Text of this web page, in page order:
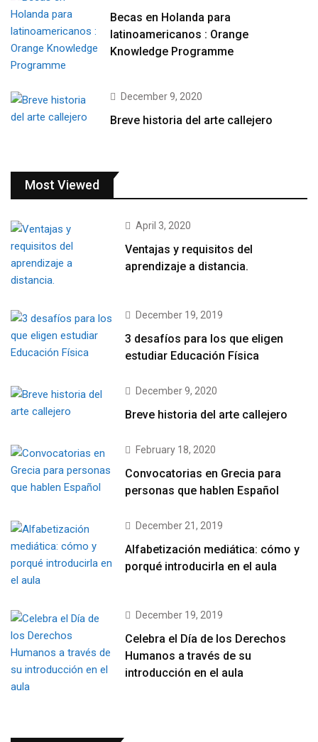
Becas en Holanda para
latinoamericanos : Orange
Knowledge Programme
December 9, 2020
Breve historia del arte callejero
Most Viewed
April 3, 2020
Ventajas y requisitos del
aprendizaje a distancia.
December 19, 2019
3 desafíos para los que eligen
estudiar Educación Física
December 9, 2020
Breve historia del arte callejero
February 18, 2020
Convocatorias en Grecia para
personas que hablen Español
December 21, 2019
Alfabetización mediática: cómo y
porqué introducirla en el aula
December 19, 2019
Celebra el Día de los Derechos
Humanos a través de su
introducción en el aula